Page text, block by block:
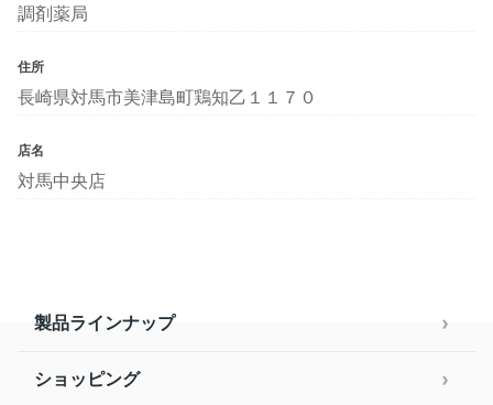
調剤薬局
住所
長崎県対馬市美津島町鶏知乙１１７０
店名
対馬中央店
製品ラインナップ
ショッピング